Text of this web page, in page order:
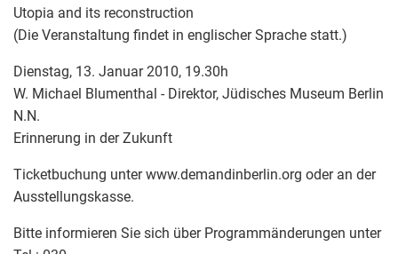
Utopia and its reconstruction
(Die Veranstaltung findet in englischer Sprache statt.)
Dienstag, 13. Januar 2010, 19.30h
W. Michael Blumenthal - Direktor, Jüdisches Museum Berlin
N.N.
Erinnerung in der Zukunft
Ticketbuchung unter www.demandinberlin.org oder an der
Ausstellungskasse.
Bitte informieren Sie sich über Programmänderungen unter